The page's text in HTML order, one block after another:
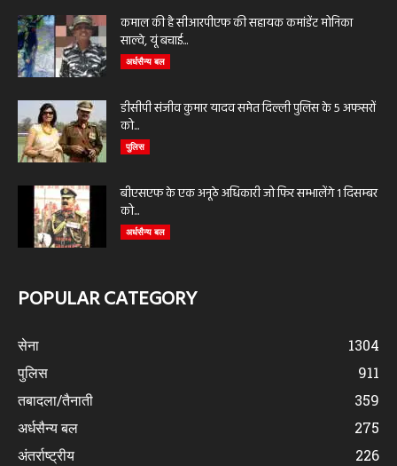
कमाल की है सीआरपीएफ की सहायक कमांडेंट मोनिका
साल्वे, यूं बचाई...
अर्धसैन्य बल
डीसीपी संजीव कुमार यादव समेत दिल्ली पुलिस के 5 अफसरों
को...
पुलिस
बीएसएफ के एक अनूठे अधिकारी जो फिर सम्भालेंगे 1 दिसम्बर
को...
अर्धसैन्य बल
POPULAR CATEGORY
सेना
1304
पुलिस
911
तबादला/तैनाती
359
अर्धसैन्य बल
275
अंतर्राष्ट्रीय
226